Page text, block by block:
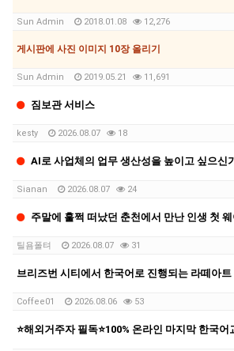
Sun Admin 2018.01.08 12,276
게시판에 사진 이미지 10장 올리기
Sun Admin 2019.05.21 11,691
짐보관 서비스
kesty 2026.08.07 18
AI로 사업체의 업무 생산성을 높이고 싶으신
Sianan 2026.08.07 24
주말에 훌쩍 떠났던 춘천에서 만난 인생 첫 웨이
틸욤폴텨 2026.08.07 31
Coffee01 2026.08.06 53